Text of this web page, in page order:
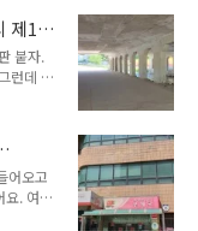
의정
리면
할 만
한 장소
있다
전철
제1
술
붙자.
런데 가
는
네이션
를 낼
면 새로
못할 때
나가
치의
어오고
요. 여기
미나